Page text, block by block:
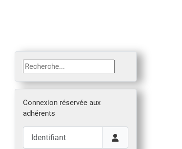
Rechercher
Connexion réservée aux
adhérents